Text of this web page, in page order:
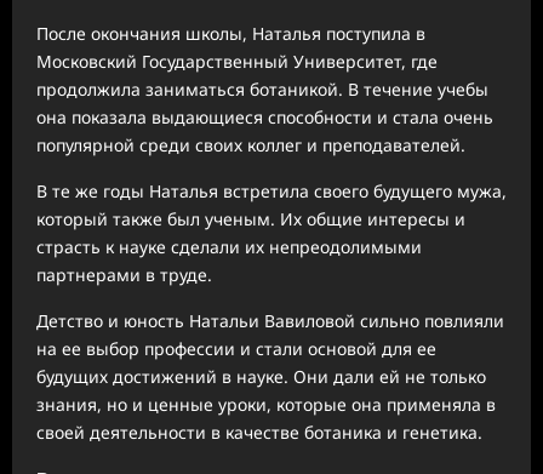
После окончания школы, Наталья поступила в
Московский Государственный Университет, где
продолжила заниматься ботаникой. В течение учебы
она показала выдающиеся способности и стала очень
популярной среди своих коллег и преподавателей.
В те же годы Наталья встретила своего будущего мужа,
который также был ученым. Их общие интересы и
страсть к науке сделали их непреодолимыми
партнерами в труде.
Детство и юность Натальи Вавиловой сильно повлияли
на ее выбор профессии и стали основой для ее
будущих достижений в науке. Они дали ей не только
знания, но и ценные уроки, которые она применяла в
своей деятельности в качестве ботаника и генетика.